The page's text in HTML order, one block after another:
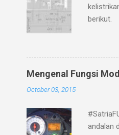
berikut.
Mengenal Fungsi
October 03, 2015
andalan